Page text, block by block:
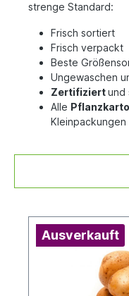
strenge Standard:
Frisch sortiert
Frisch verpackt
Beste
Ungewaschen
Zertifiziertund
Alle
Kleinpackungen
Ausverkauft